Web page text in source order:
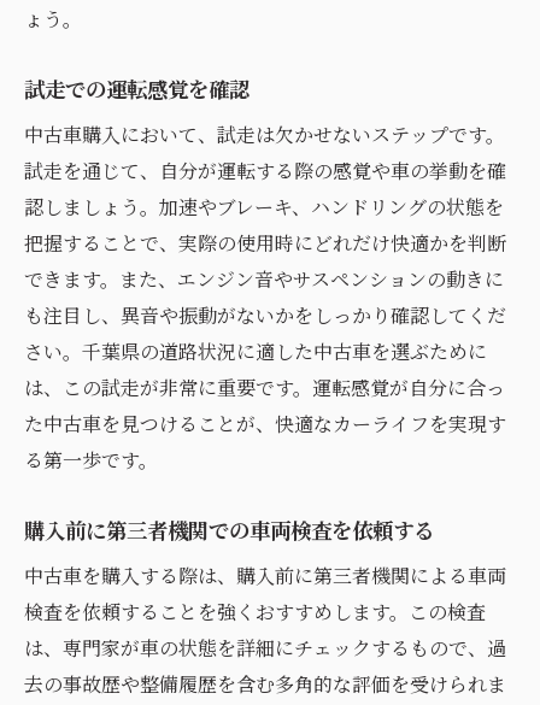
ょう。
試走での運転感覚を確認
中古車購入において、試走は欠かせないステップです。
試走を通じて、自分が運転する際の感覚や車の挙動を確
認しましょう。加速やブレーキ、ハンドリングの状態を
把握することで、実際の使用時にどれだけ快適かを判断
できます。また、エンジン音やサスペンションの動きに
も注目し、異音や振動がないかをしっかり確認してくだ
さい。千葉県の道路状況に適した中古車を選ぶために
は、この試走が非常に重要です。運転感覚が自分に合っ
た中古車を見つけることが、快適なカーライフを実現す
る第一歩です。
購入前に第三者機関での車両検査を依頼する
中古車を購入する際は、購入前に第三者機関による車両
検査を依頼することを強くおすすめします。この検査
は、専門家が車の状態を詳細にチェックするもので、過
去の事故歴や整備履歴を含む多角的な評価を受けられま